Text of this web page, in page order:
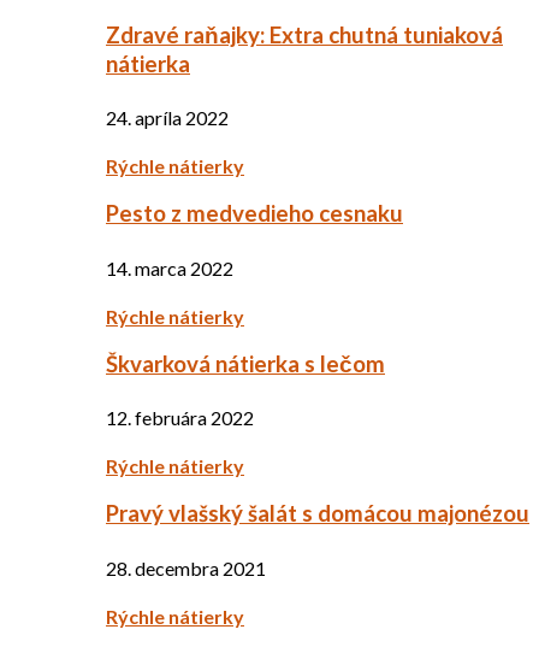
Zdravé raňajky: Extra chutná tuniaková
nátierka
24. apríla 2022
Rýchle nátierky
Pesto z medvedieho cesnaku
14. marca 2022
Rýchle nátierky
Škvarková nátierka s lečom
12. februára 2022
Rýchle nátierky
Pravý vlašský šalát s domácou majonézou
28. decembra 2021
Rýchle nátierky